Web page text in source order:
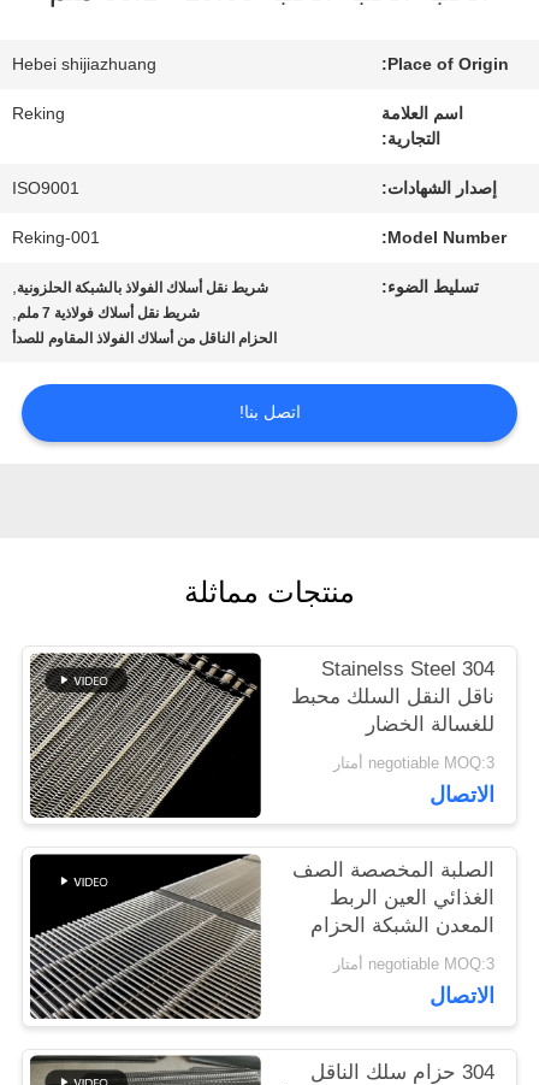
المعمل
الجودة
اتصل
أخبار
خريطة
الموقع
PRIVACY
POLICY
Place of Origin:
Hebei shijiazhuang
اسم العلامة
التجارية:
Reking
إصدار الشهادات: ISO9001
Model Number:
Reking-001
تسليط الضوء: شريط نقل أسلاك الفولاذ بالشبكة الحلزونية,
شريط نقل أسلاك فولاذية 7 ملم ,
الحزام الناقل من أسلاك الفولاذ المقاوم للصدأ
اتصل بنا!
منتجات مماثلة
304 Stainelss Steel
ناقل النقل السلك محبط
للغسالة الخضار
negotiable MOQ:3 أمتار
الاتصال
الصلبة المخصصة الصف
الغذائي العين الربط
المعدن الشبكة الحزام
الناقل
negotiable MOQ:3 أمتار
الاتصال
304 حزام سلك الناقل